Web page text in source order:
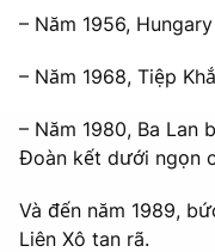
– Năm 1956,
– Năm 1968, Tiệp
– Năm 1980, Ba Lan
Đoàn kết dưới ngọn
Và đến năm 1989,
Liên Xô tan rã.